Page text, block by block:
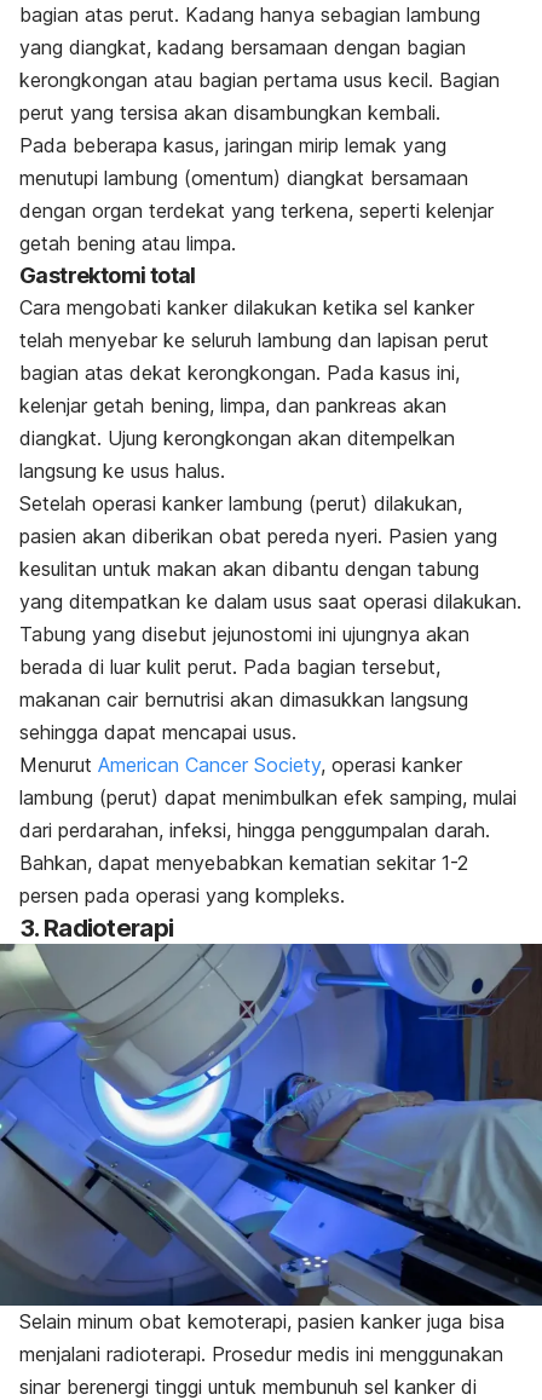
bagian atas perut. Kadang hanya sebagian lambung
yang diangkat, kadang bersamaan dengan bagian
kerongkongan atau bagian pertama usus kecil. Bagian
perut yang tersisa akan disambungkan kembali.
Pada beberapa kasus, jaringan mirip lemak yang
menutupi lambung (omentum) diangkat bersamaan
dengan organ terdekat yang terkena, seperti kelenjar
getah bening atau limpa.
Gastrektomi total
Cara mengobati kanker dilakukan ketika sel kanker
telah menyebar ke seluruh lambung dan lapisan perut
bagian atas dekat kerongkongan. Pada kasus ini,
kelenjar getah bening, limpa, dan pankreas akan
diangkat. Ujung kerongkongan akan ditempelkan
langsung ke usus halus.
Setelah operasi kanker lambung (perut) dilakukan,
pasien akan diberikan obat pereda nyeri. Pasien yang
kesulitan untuk makan akan dibantu dengan tabung
yang ditempatkan ke dalam usus saat operasi dilakukan.
Tabung yang disebut jejunostomi ini ujungnya akan
berada di luar kulit perut. Pada bagian tersebut,
makanan cair bernutrisi akan dimasukkan langsung
sehingga dapat mencapai usus.
Menurut American Cancer Society, operasi kanker
lambung (perut) dapat menimbulkan efek samping, mulai
dari perdarahan, infeksi, hingga penggumpalan darah.
Bahkan, dapat menyebabkan kematian sekitar 1-2
persen pada operasi yang kompleks.
3. Radioterapi
Selain minum obat kemoterapi, pasien kanker juga bisa
menjalani radioterapi. Prosedur medis ini menggunakan
sinar berenergi tinggi untuk membunuh sel kanker di